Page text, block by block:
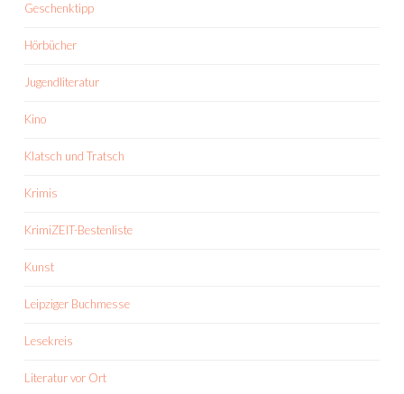
Geschenktipp
Hörbücher
Jugendliteratur
Kino
Klatsch und Tratsch
Krimis
KrimiZEIT-Bestenliste
Kunst
Leipziger Buchmesse
Lesekreis
Literatur vor Ort